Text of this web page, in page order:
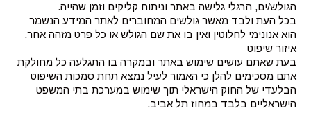
הגולש/ים, הרגלי גלישה באתר וניתוח קליקים וזמן שהייה.
בכל העת ולבד מאשר גולשים המחוברים לאתר המידע הנשמר
הוא אנונימי לחלוטין ואין בו את שם הגולש או כל פרט מזהה אחר.
איזור שיפוט
בעת שאתם עושים שימוש באתר ובמקרה בו התגלעה כל מחולקת
אתם מסכימים להלן כי האמור לעיל נמצא תחת סמכות השיפוט
הבלעדי של החוק הישראלי תוך שימוש במערכת בתי המשפט
הישראליים בלבד במחוז תל אביב.